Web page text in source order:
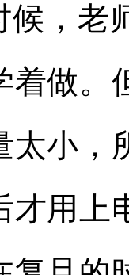
候，老
着做。
太小，
才用上